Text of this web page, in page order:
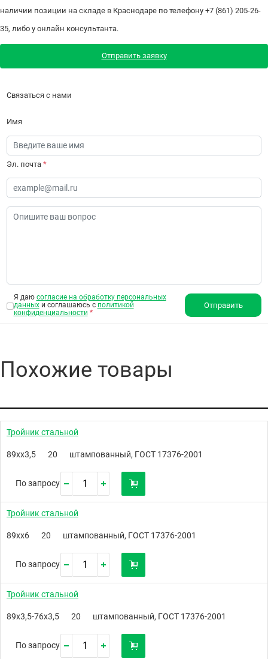
наличии позиции на складе в Краснодаре по телефону +7 (861) 205-26-
35, либо у онлайн консультанта.
Отправить заявку
Связаться с нами
Имя
Эл. почта *
Я даю согласие на обработку персональных
данныхи соглашаюсь с политикой
конфиденциальности *
Отправить
Похожие товары
Тройник стальной
89хх3,5 20 штампованный, ГОСТ 17376-2001
По запросу
Тройник стальной
89хх6 20 штампованный, ГОСТ 17376-2001
По запросу
Тройник стальной
89х3,5-76х3,5 20 штампованный, ГОСТ 17376-2001
По запросу